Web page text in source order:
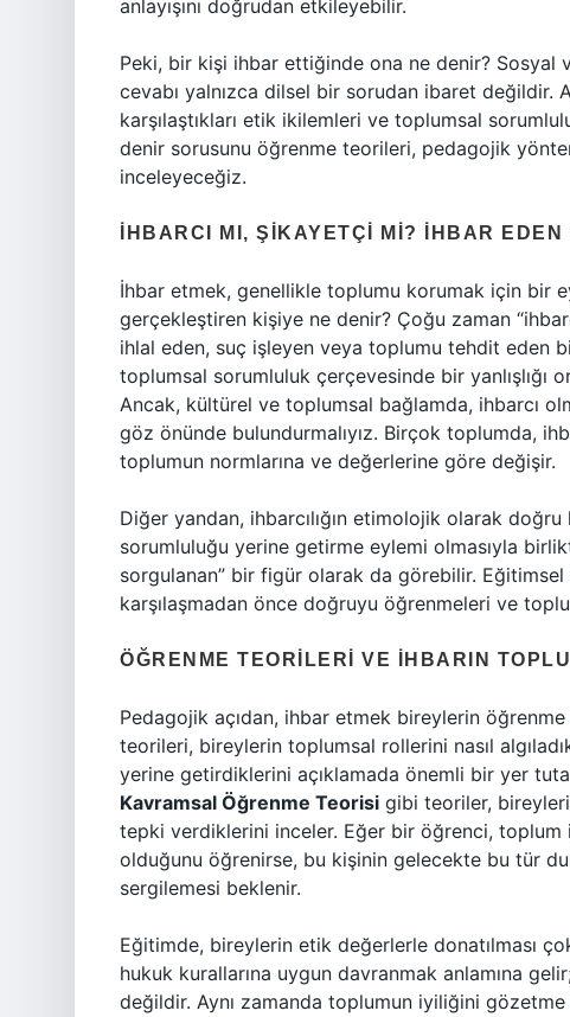
anlayışını doğrudan etkileyebilir.
Peki, bir kişi ihbar ettiğinde ona ne denir? Sosyal
cevabı yalnızca dilsel bir sorudan ibaret değildir.
karşılaştıkları etik ikilemleri ve toplumsal
denir sorusunu öğrenme teorileri, pedagojik
inceleyeceğiz.
İHBARCI MI, ŞIKAYETÇI MI? İHBAR
İhbar etmek, genellikle toplumu korumak için bir
gerçekleştiren kişiye ne denir? Çoğu zaman
ihlal eden, suç işleyen veya toplumu tehdit eden
toplumsal sorumluluk çerçevesinde bir yanlışlığı
Ancak, kültürel ve toplumsal bağlamda, ihbarcı
göz önünde bulundurmalıyız. Birçok toplumda,
toplumun normlarına ve değerlerine göre değişir.
Diğer yandan, ihbarcılığın etimolojik olarak
sorumluluğu yerine getirme eylemi olmasıyla
sorgulanan” bir figür olarak da görebilir.
karşılaşmadan önce doğruyu öğrenmeleri ve
ÖĞRENME TEORILERI VE İHBARIN
Pedagojik açıdan, ihbar etmek bireylerin
teorileri, bireylerin toplumsal rollerini nasıl
yerine getirdiklerini açıklamada önemli bir yer
Kavramsal Öğrenme Teorisi gibi teoriler,
tepki verdiklerini inceler. Eğer bir öğrenci,
olduğunu öğrenirse, bu kişinin gelecekte bu tür
sergilemesi beklenir.
Eğitimde, bireylerin etik değerlerle donatılması
hukuk kurallarına uygun davranmak anlamına
değildir. Aynı zamanda toplumun iyiliğini